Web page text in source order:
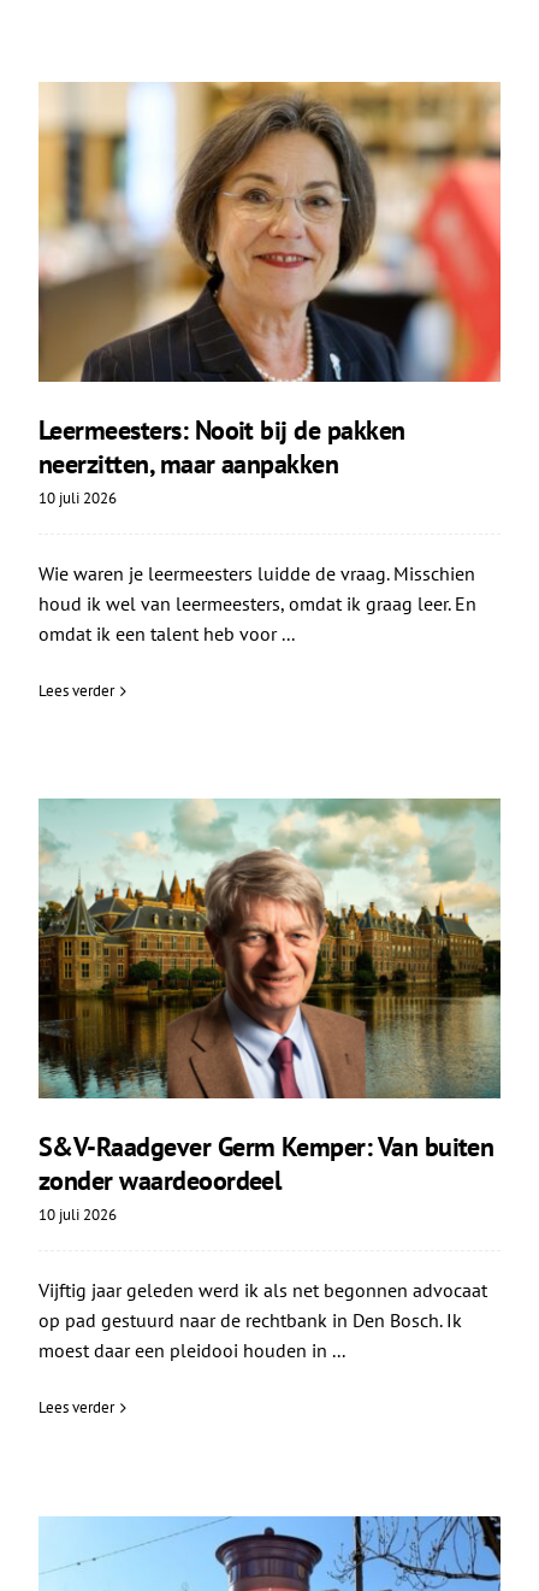
Leermeesters: Nooit bij de pakken
neerzitten, maar aanpakken
10 juli 2026
Wie waren je leermeesters luidde de vraag. Misschien
houd ik wel van leermeesters, omdat ik graag leer. En
omdat ik een talent heb voor ...
Lees verder
S&V-Raadgever Germ Kemper: Van buiten
zonder waardeoordeel
10 juli 2026
Vijftig jaar geleden werd ik als net begonnen advocaat
op pad gestuurd naar de rechtbank in Den Bosch. Ik
moest daar een pleidooi houden in ...
Lees verder